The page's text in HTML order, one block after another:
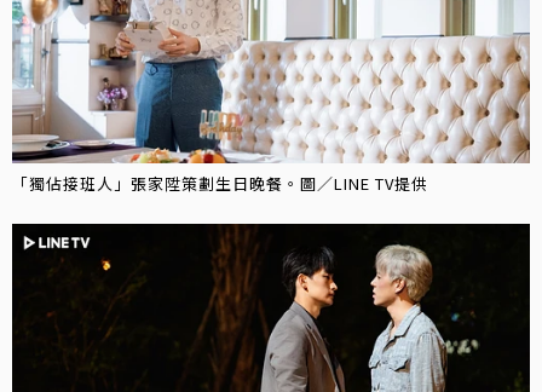
「獨佔接班人」張家陞策劃生日晚餐。圖／LINE TV提供